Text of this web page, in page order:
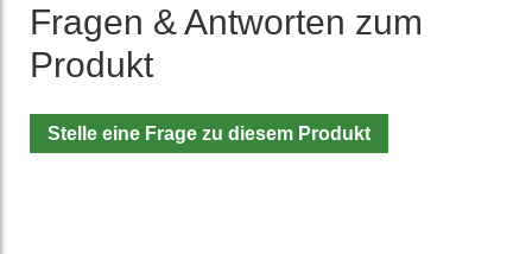
Fragen & Antworten zum
Produkt
Stelle eine Frage zu diesem Produkt